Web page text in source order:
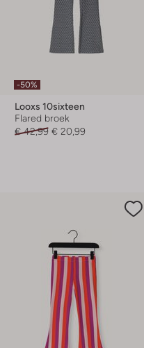
-50%
Looxs 10sixteen
Flared broek
€ 42,99 € 20,99